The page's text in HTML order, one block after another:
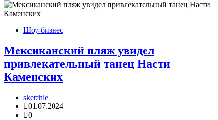
Шоу-бизнес
Мексиканский пляж увидел
привлекательный танец Насти
Каменских
sketchie
01.07.2024
0